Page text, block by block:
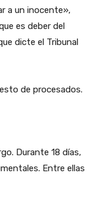
a un inocente»,
es deber del
dicte el Tribunal
de procesados.
Durante 18 días,
Entre ellas